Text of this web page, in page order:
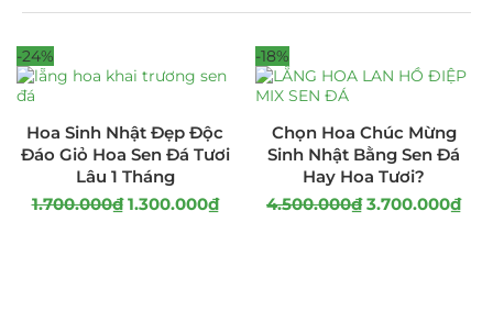
-24%
Hoa Sinh Nhật Đẹp Độc
Đáo Giỏ Hoa Sen Đá Tươi
Lâu 1 Tháng
1.700.000₫ 1.300.000₫
-18%
Chọn Hoa Chúc Mừng
Sinh Nhật Bằng Sen Đá
Hay Hoa Tươi?
4.500.000₫ 3.700.000₫